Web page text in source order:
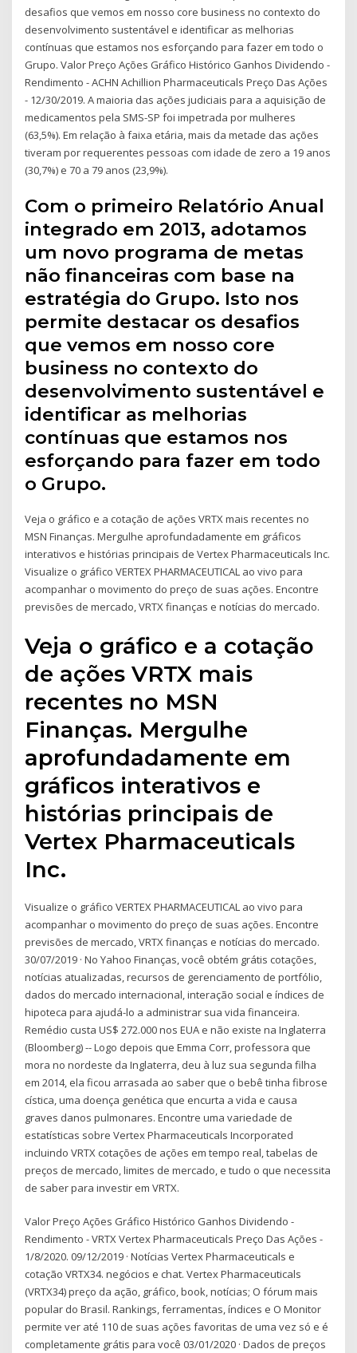
desafios que vemos em nosso core business no contexto do
desenvolvimento sustentável e identificar as melhorias
contínuas que estamos nos esforçando para fazer em todo o
Grupo. Valor Preço Ações Gráfico Histórico Ganhos Dividendo -
Rendimento - ACHN Achillion Pharmaceuticals Preço Das Ações
- 12/30/2019. A maioria das ações judiciais para a aquisição de
medicamentos pela SMS-SP foi impetrada por mulheres
(63,5%). Em relação à faixa etária, mais da metade das ações
tiveram por requerentes pessoas com idade de zero a 19 anos
(30,7%) e 70 a 79 anos (23,9%).
Com o primeiro Relatório Anual
integrado em 2013, adotamos
um novo programa de metas
não financeiras com base na
estratégia do Grupo. Isto nos
permite destacar os desafios
que vemos em nosso core
business no contexto do
desenvolvimento sustentável e
identificar as melhorias
contínuas que estamos nos
esforçando para fazer em todo
o Grupo.
Veja o gráfico e a cotação de ações VRTX mais recentes no
MSN Finanças. Mergulhe aprofundadamente em gráficos
interativos e histórias principais de Vertex Pharmaceuticals Inc.
Visualize o gráfico VERTEX PHARMACEUTICAL ao vivo para
acompanhar o movimento do preço de suas ações. Encontre
previsões de mercado, VRTX finanças e notícias do mercado.
Veja o gráfico e a cotação
de ações VRTX mais
recentes no MSN
Finanças. Mergulhe
aprofundadamente em
gráficos interativos e
histórias principais de
Vertex Pharmaceuticals
Inc.
Visualize o gráfico VERTEX PHARMACEUTICAL ao vivo para
acompanhar o movimento do preço de suas ações. Encontre
previsões de mercado, VRTX finanças e notícias do mercado.
30/07/2019 · No Yahoo Finanças, você obtém grátis cotações,
notícias atualizadas, recursos de gerenciamento de portfólio,
dados do mercado internacional, interação social e índices de
hipoteca para ajudá-lo a administrar sua vida financeira.
Remédio custa US$ 272.000 nos EUA e não existe na Inglaterra
(Bloomberg) -- Logo depois que Emma Corr, professora que
mora no nordeste da Inglaterra, deu à luz sua segunda filha
em 2014, ela ficou arrasada ao saber que o bebê tinha fibrose
cística, uma doença genética que encurta a vida e causa
graves danos pulmonares. Encontre uma variedade de
estatísticas sobre Vertex Pharmaceuticals Incorporated
incluindo VRTX cotações de ações em tempo real, tabelas de
preços de mercado, limites de mercado, e tudo o que necessita
de saber para investir em VRTX.
Valor Preço Ações Gráfico Histórico Ganhos Dividendo -
Rendimento - VRTX Vertex Pharmaceuticals Preço Das Ações -
1/8/2020. 09/12/2019 · Notícias Vertex Pharmaceuticals e
cotação VRTX34. negócios e chat. Vertex Pharmaceuticals
(VRTX34) preço da ação, gráfico, book, notícias; O fórum mais
popular do Brasil. Rankings, ferramentas, índices e O Monitor
permite ver até 110 de suas ações favoritas de uma vez só e é
completamente grátis para você 03/01/2020 · Dados de preços